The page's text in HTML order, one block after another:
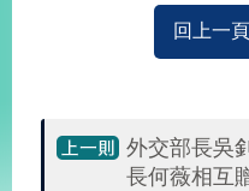
國
回上一頁
外交部長吳
長何薇相互